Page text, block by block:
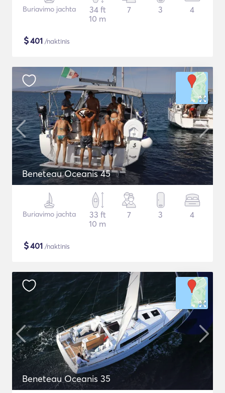
Buriavimo jachta
34 ft
10 m
7 3 4
$401 /naktinis
Beneteau Oceanis 45
Buriavimo jachta
33 ft
10 m
7 3 4
$401 /naktinis
Beneteau Oceanis 35